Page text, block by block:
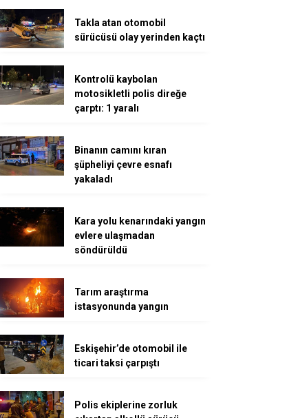
Takla atan otomobil
sürücüsü olay yerinden kaçtı
Kontrolü kaybolan
motosikletli polis direğe
çarptı: 1 yaralı
Binanın camını kıran
şüpheliyi çevre esnafı
yakaladı
Kara yolu kenarındaki yangın
evlere ulaşmadan
söndürüldü
Tarım araştırma
istasyonunda yangın
Eskişehir’de otomobil ile
ticari taksi çarpıştı
Polis ekiplerine zorluk